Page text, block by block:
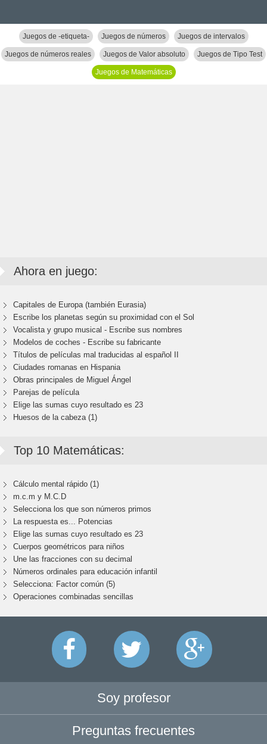
Juegos de -etiqueta- Juegos de números Juegos de intervalos
Juegos de números reales Juegos de Valor absoluto Juegos de Tipo Test
Juegos de Matemáticas
Ahora en juego:
Capitales de Europa (también Eurasia)
Escribe los planetas según su proximidad con el Sol
Vocalista y grupo musical - Escribe sus nombres
Modelos de coches - Escribe su fabricante
Títulos de películas mal traducidas al español II
Ciudades romanas en Hispania
Obras principales de Miguel Ángel
Parejas de película
Elige las sumas cuyo resultado es 23
Huesos de la cabeza (1)
Top 10 Matemáticas:
Cálculo mental rápido (1)
m.c.m y M.C.D
Selecciona los que son números primos
La respuesta es... Potencias
Elige las sumas cuyo resultado es 23
Cuerpos geométricos para niños
Une las fracciones con su decimal
Números ordinales para educación infantil
Selecciona: Factor común (5)
Operaciones combinadas sencillas
Soy profesor
Preguntas frecuentes